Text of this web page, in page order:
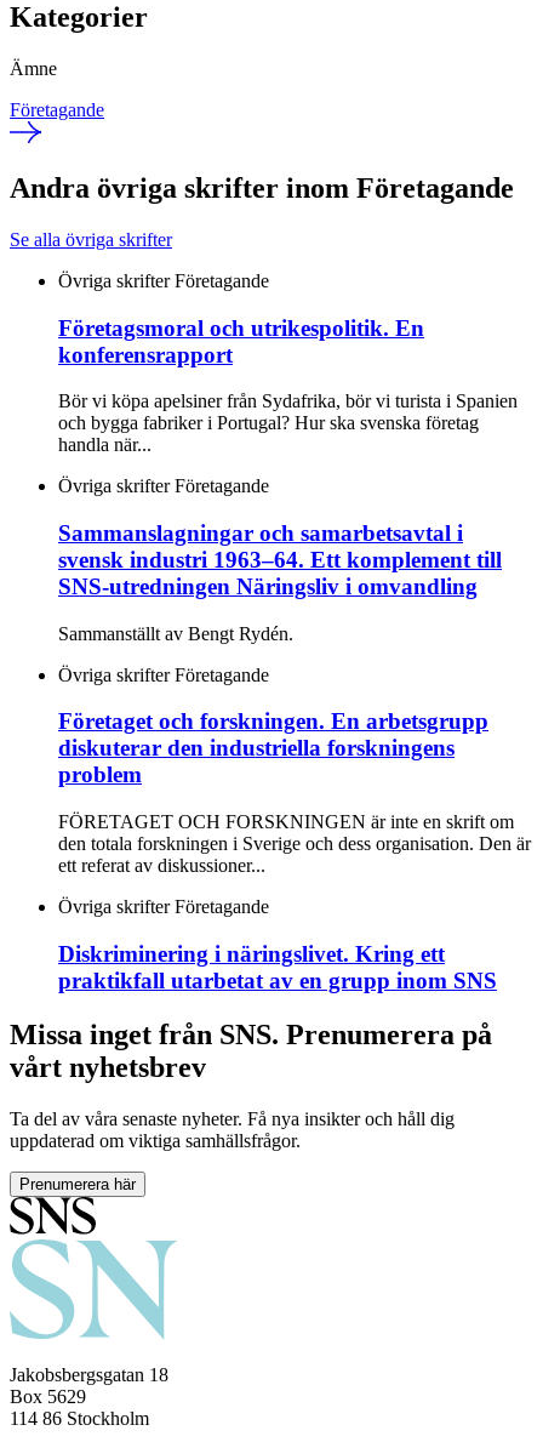
Kategorier
Ämne
Företagande
Andra övriga skrifter inom Företagande
Se alla övriga skrifter
Övriga skrifter Företagande
Företagsmoral och utrikespolitik. En
konferensrapport
Bör vi köpa apelsiner från Sydafrika, bör vi turista i Spanien
och bygga fabriker i Portugal? Hur ska svenska företag
handla när...
Övriga skrifter Företagande
Sammanslagningar och samarbetsavtal i
svensk industri 1963–64. Ett komplement till
SNS-utredningen Näringsliv i omvandling
Sammanställt av Bengt Rydén.
Övriga skrifter Företagande
Företaget och forskningen. En arbetsgrupp
diskuterar den industriella forskningens
problem
FÖRETAGET OCH FORSKNINGEN är inte en skrift om
den totala forskningen i Sverige och dess organisation. Den är
ett referat av diskussioner...
Övriga skrifter Företagande
Diskriminering i näringslivet. Kring ett
praktikfall utarbetat av en grupp inom SNS
Missa inget från SNS. Prenumerera på
vårt nyhetsbrev
Ta del av våra senaste nyheter. Få nya insikter och håll dig
uppdaterad om viktiga samhällsfrågor.
Prenumerera här
Jakobsbergsgatan 18
Box 5629
114 86 Stockholm